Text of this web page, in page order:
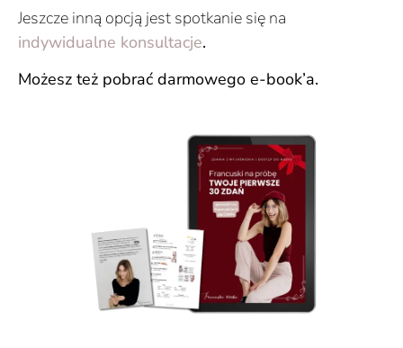
Jeszcze inną opcją jest spotkanie się na
indywidualne konsultacje.
Możesz też pobrać darmowego e-book’a.